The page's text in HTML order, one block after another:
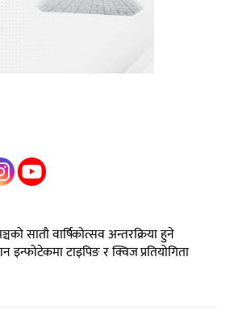
सातौ वार्षिकोत्सव अन्तरक्रिया हुने
इन्फोटेकमा टाइपिङ र क्विज प्रतियोगिता